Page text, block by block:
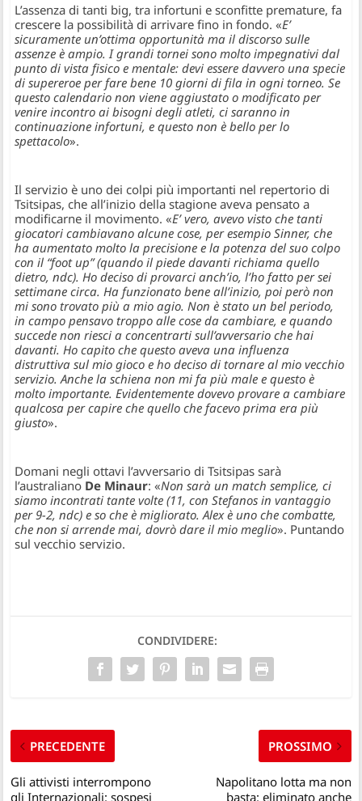
L’assenza di tanti big, tra infortuni e sconfitte premature, fa
crescere la possibilità di arrivare fino in fondo. «E’
sicuramente un’ottima opportunità ma il discorso sulle
assenze è ampio. I grandi tornei sono molto impegnativi dal
punto di vista fisico e mentale: devi essere davvero una specie
di supereroe per fare bene 10 giorni di fila in ogni torneo. Se
questo calendario non viene aggiustato o modificato per
venire incontro ai bisogni degli atleti, ci saranno in
continuazione infortuni, e questo non è bello per lo
spettacolo».
Il servizio è uno dei colpi più importanti nel repertorio di
Tsitsipas, che all’inizio della stagione aveva pensato a
modificarne il movimento. «E’ vero, avevo visto che tanti
giocatori cambiavano alcune cose, per esempio Sinner, che
ha aumentato molto la precisione e la potenza del suo colpo
con il “foot up” (quando il piede davanti richiama quello
dietro, ndc). Ho deciso di provarci anch’io, l’ho fatto per sei
settimane circa. Ha funzionato bene all’inizio, poi però non
mi sono trovato più a mio agio. Non è stato un bel periodo,
in campo pensavo troppo alle cose da cambiare, e quando
succede non riesci a concentrarti sull’avversario che hai
davanti. Ho capito che questo aveva una influenza
distruttiva sul mio gioco e ho deciso di tornare al mio vecchio
servizio. Anche la schiena non mi fa più male e questo è
molto importante. Evidentemente dovevo provare a cambiare
qualcosa per capire che quello che facevo prima era più
giusto».
Domani negli ottavi l’avversario di Tsitsipas sarà
l’australiano De Minaur: «Non sarà un match semplice, ci
siamo incontrati tante volte (11, con Stefanos in vantaggio
per 9-2, ndc) e so che è migliorato. Alex è uno che combatte,
che non si arrende mai, dovrò dare il mio meglio». Puntando
sul vecchio servizio.
CONDIVIDERE:
PRECEDENTE
Gli attivisti interrompono
gli Internazionali: sospesi
PROSSIMO
Napolitano lotta ma non
basta: eliminato anche